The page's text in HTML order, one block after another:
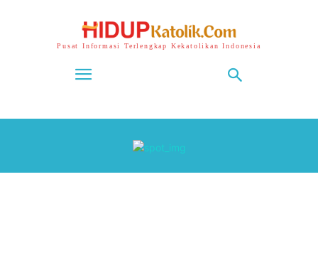
Pusat Informasi Terlengkap Kekatolikan Indonesia